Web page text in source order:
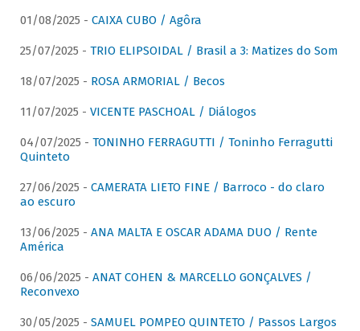
01/08/2025 - CAIXA CUBO / Agôra
25/07/2025 - TRIO ELIPSOIDAL / Brasil a 3: Matizes do Som
18/07/2025 - ROSA ARMORIAL / Becos
11/07/2025 - VICENTE PASCHOAL / Diálogos
04/07/2025 - TONINHO FERRAGUTTI / Toninho Ferragutti
Quinteto
27/06/2025 - CAMERATA LIETO FINE / Barroco - do claro
ao escuro
13/06/2025 - ANA MALTA E OSCAR ADAMA DUO / Rente
América
06/06/2025 - ANAT COHEN & MARCELLO GONÇALVES /
Reconvexo
30/05/2025 - SAMUEL POMPEO QUINTETO / Passos Largos